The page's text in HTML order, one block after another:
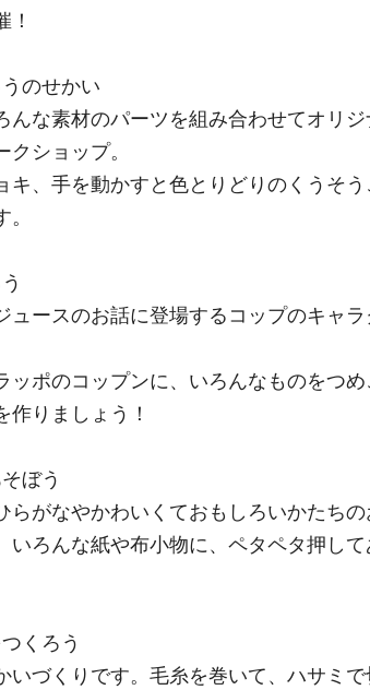
！
のせかい
んな素材のパーツを組み合わせてオリ
ショップ。
キ、手を動かすと色とりどりのくうそ
ュースのお話に登場するコップのキャ
ッポのコップンに、いろんなものをつ
作りましょう！
ぼう
らがなやかわいくておもしろいかたち
いろんな紙や布小物に、ペタペタ押し
くろう
いづくりです。毛糸を巻いて、ハサミ